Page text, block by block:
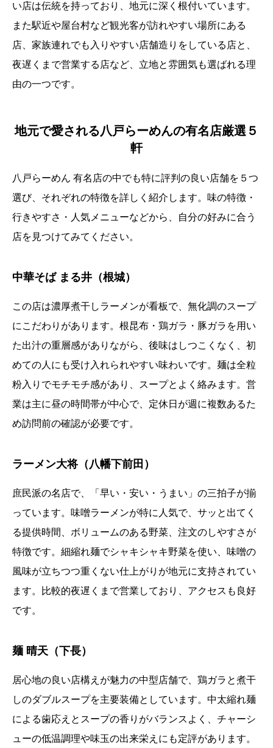
い店は伝統を持っており、地元に深く根付いています。
また駅近や屋台村など観光客が訪れやすい場所にある
店、家族連れでも入りやすい店舗造りをしている店と、
夜遅くまで営業する店など、立地と雰囲気も選ばれる理
由の一つです。
地元で愛される八戸らーめんの有名店厳選５
軒
八戸らーめん 有名店の中でも特に評判の良い店舗を５つ
選び、それぞれの特徴を詳しく紹介します。味の特徴・
行きやすさ・人気メニューなどから、自分の好みに合う
店を見つけてみてください。
中華そば まる井（根城）
この店は濃厚煮干しラーメンが看板で、無化調のスープ
にこだわりがあります。根昆布・鶏ガラ・豚ガラを用い
た出汁の重層感がありながら、後味はしつこくなく、初
めての人にも受け入れられやすい味わいです。麺は全粒
粉入りでモチモチ感があり、スープとよく絡みます。営
業は主に昼の時間帯が中心で、定休日が週に複数あるた
め訪問前の確認が必要です。
ラーメン大将（八幡下前田）
庶民派の名店で、「早い・安い・うまい」の三拍子が揃
っています。味噌ラーメンが特に人気で、サッと出てく
る提供時間、ボリュームのある野菜、注文のしやすさが
特徴です。細縮れ麺でシャキシャキ野菜を使い、味噌の
風味が立ちつつ重くない仕上がりが地元に支持されてい
ます。比較的夜遅くまで営業しており、アクセスも良好
です。
麺 晴天（下長）
居心地の良い店構えが魅力の中型店舗で、鶏ガラと煮干
しのダブルスープを主要装備としています。中太縮れ麺
による歯応えとスープの香りがバランスよく、チャーシ
ューの低温調理や味玉の出来栄えにも定評があります。